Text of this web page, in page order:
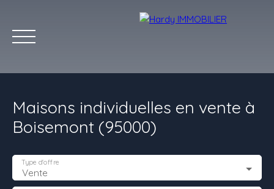
Accueil Les villes qu'on aime
Maisons individuelles en vente à
Boisemont (95000)
Vente
Type d'offre